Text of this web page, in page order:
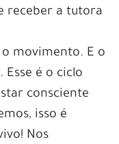
receber a tutora
movimento. E o
Esse é o ciclo
consciente
isso é
Nos